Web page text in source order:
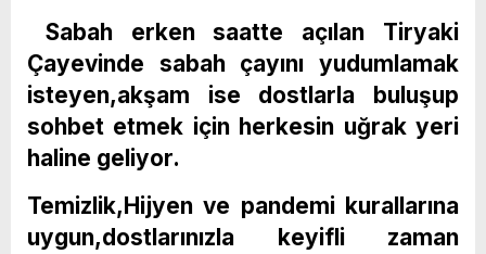
Sabah erken saatte açılan Tiryaki
Çayevinde sabah çayını yudumlamak
isteyen,akşam ise dostlarla buluşup
sohbet etmek için herkesin uğrak yeri
haline geliyor.
Temizlik,Hijyen ve pandemi kurallarına
uygun,dostlarınızla keyifli zaman